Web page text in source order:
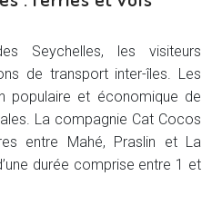
Seychelles, les visiteurs
de transport inter-îles. Les
populaire et économique de
La compagnie Cat Cocos
entre Mahé, Praslin et La
durée comprise entre 1 et